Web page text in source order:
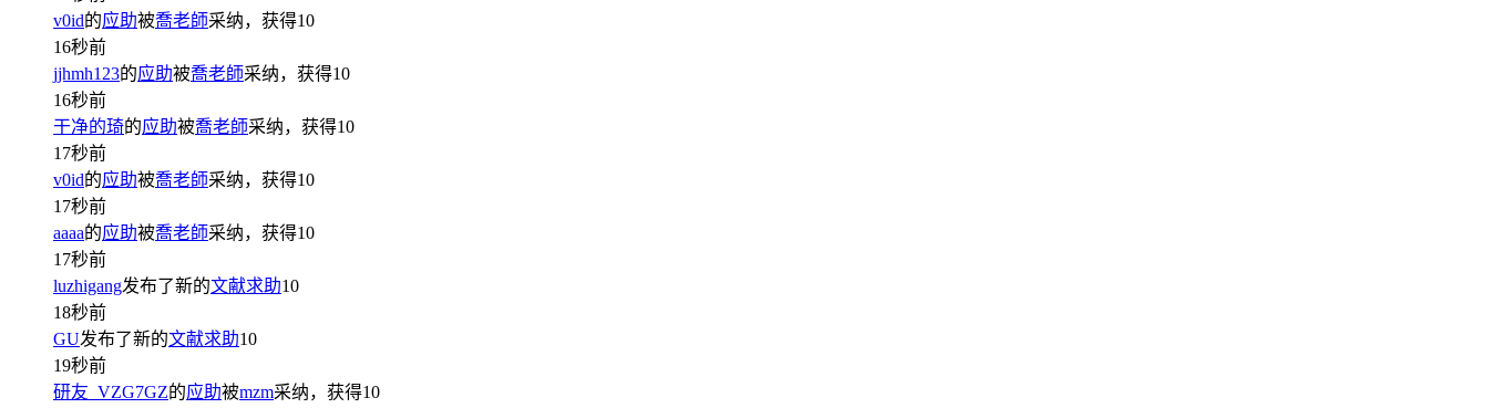
v0id的应助被喬老師采纳，获得10
16秒前
jjhmh123的应助被喬老師采纳，获得10
16秒前
干净的琦的应助被喬老師采纳，获得10
17秒前
v0id的应助被喬老師采纳，获得10
17秒前
aaaa的应助被喬老師采纳，获得10
17秒前
luzhigang发布了新的文献求助10
18秒前
GU发布了新的文献求助10
19秒前
研友_VZG7GZ的应助被mzm采纳，获得10